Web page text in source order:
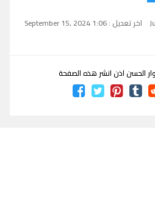
اخر تعديل : September 15, 2024 1:06
الحسن اذن انشر هذه الصفحة